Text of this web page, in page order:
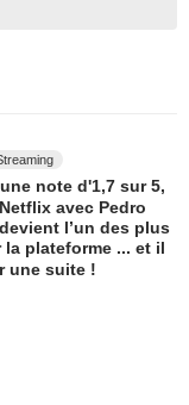
note d'1,7 sur 5,
avec Pedro
l’un des plus
la plateforme ... et il
une suite !